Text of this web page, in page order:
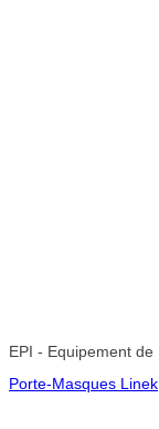
EPI - Equipement
Porte-Masques Linek